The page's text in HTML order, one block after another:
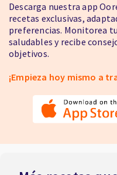
Descarga nuestra app
recetas exclusivas,
preferencias. Monitorea
saludables y recibe
objetivos.
¡Empieza hoy mismo a